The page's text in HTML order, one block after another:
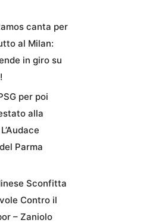
canta per
al Milan:
in giro su
per poi
alla
Parma
Sconfitta
Contro il
– Zaniolo